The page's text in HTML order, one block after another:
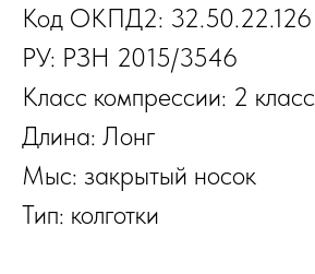
Код ОКПД2: 32.50.22.126
РУ: РЗН 2015/3546
Класс компрессии: 2 класс
Длина: Лонг
Мыс: закрытый носок
Тип: колготки